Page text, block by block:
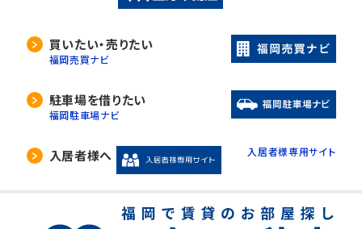
買いたい・売りたい
福岡売買ナビ
駐車場を借りたい
福岡駐車場ナビ
入居者様へ 入居者様専用サイト